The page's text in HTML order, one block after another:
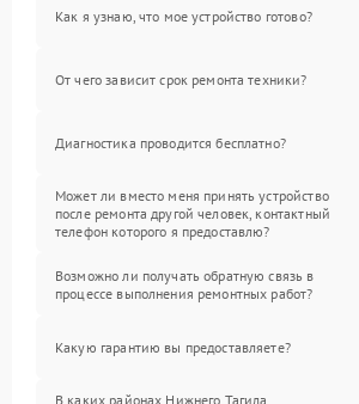
Как я узнаю, что мое устройство готово?
От чего зависит срок ремонта техники?
Диагностика проводится бесплатно?
Может ли вместо меня принять устройство
после ремонта другой человек, контактный
телефон которого я предоставлю?
Возможно ли получать обратную связь в
процессе выполнения ремонтных работ?
Какую гарантию вы предоставляете?
В каких районах Нижнего Тагила